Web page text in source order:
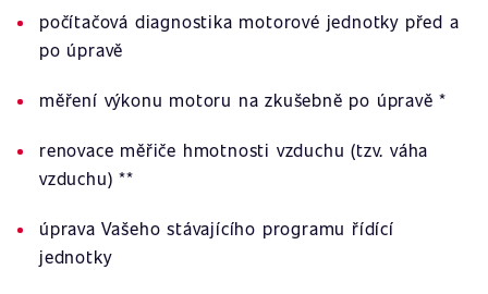
počítačová diagnostika motorové jednotky před a
po úpravě
měření výkonu motoru na zkušebně po úpravě *
renovace měřiče hmotnosti vzduchu (tzv. váha
vzduchu) **
úprava Vašeho stávajícího programu řídící
jednotky